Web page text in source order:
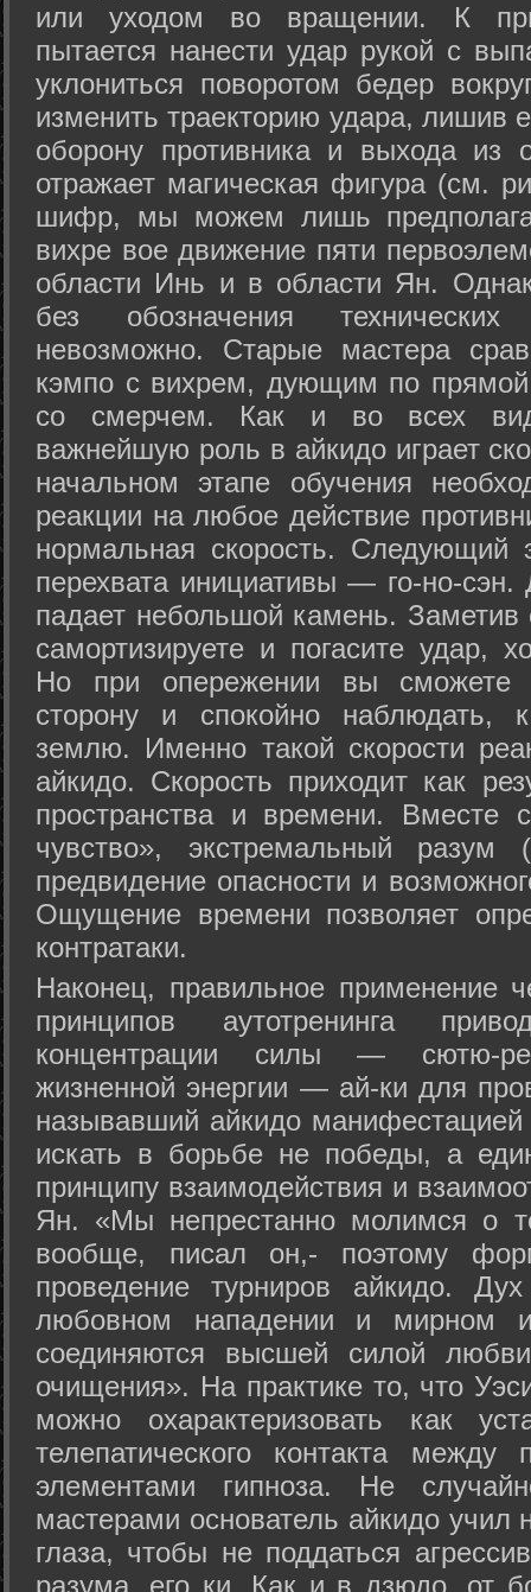
или уходом во вращении. К
пытается нанести удар рукой с
уклониться поворотом бедер
изменить траекторию удара, лишив
оборону противника и выхода из
отражает магическая фигура (см.
шифр, мы можем лишь
вихре вое движение пяти
области Инь и в области Ян.
без обозначения
невозможно. Старые мастера
кэмпо с вихрем, дующим по
со смерчем. Как и во всех
важнейшую роль в айкидо играет
начальном этапе обучения
реакции на любое действие
нормальная скорость.
перехвата инициативы — го-но-
падает небольшой камень.
самортизируете и погасите удар,
Но при опережении вы сможете
сторону и спокойно наблюдать,
землю. Именно такой скорости
айкидо. Скорость приходит как
пространства и времени. Вместе
чувство», экстремальный разум
предвидение опасности и
Ощущение времени позволяет
контратаки.
Наконец, правильное применение
принципов аутотренинга
концентрации силы — сютю-
жизненной энергии — ай-ки для
называвший айкидо
искать в борьбе не победы, а
принципу взаимодействия и
Ян. «Мы непрестанно молимся о
вообще, писал он,- поэтому
проведение турниров айкидо.
любовном нападении и мирном
соединяются высшей силой
очищения». На практике то, что
можно охарактеризовать как
телепатического контакта между
элементами гипноза. Не
мастерами основатель айкидо учил
глаза, чтобы не поддаться
разума, его ки. Как и в дзюдо, от